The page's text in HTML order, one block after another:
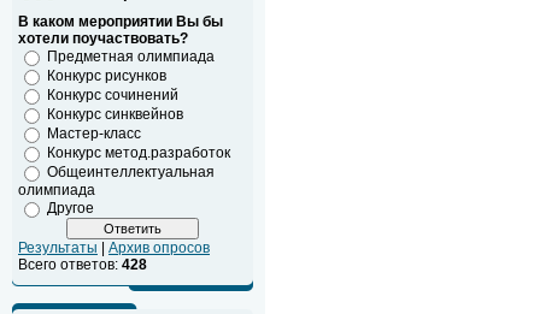
В каком мероприятии Вы бы
хотели поучаствовать?
Предметная олимпиада
Конкурс рисунков
Конкурс сочинений
Конкурс синквейнов
Мастер-класс
Конкурс метод.разработок
Общеинтеллектуальная
олимпиада
Другое
Результаты
Архив опросов
Всего ответов: 428